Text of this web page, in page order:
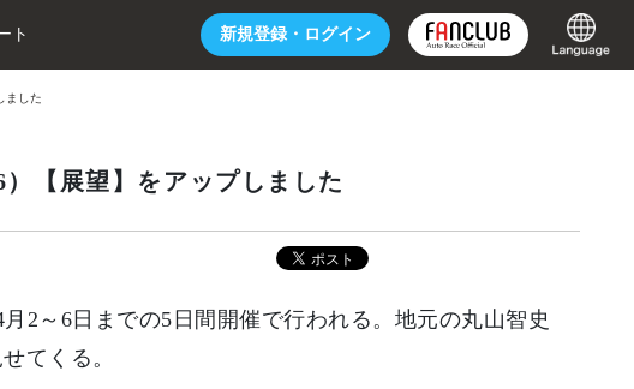
新規登録・ ログイン
ト
ました
【展望】をアップしました
2～6日までの5日間開催で行われる。地元の丸山智史
てくる。